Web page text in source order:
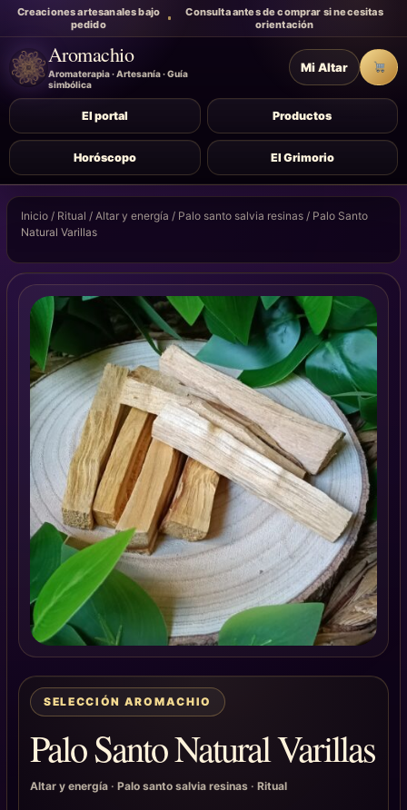
Creaciones artesanales bajo
pedido
Consulta antes de comprar si necesitas
orientación
Aromachio
Aromaterapia · Artesanía · Guía
simbólica
El portal Productos
Horóscopo El Grimorio
Mi Altar
Inicio / Ritual / Altar y energía / Palo santo salvia resinas / Palo Santo
Natural Varillas
SELECCIÓN AROMACHIO
Palo Santo Natural Varillas
Altar y energía · Palo santo salvia resinas · Ritual